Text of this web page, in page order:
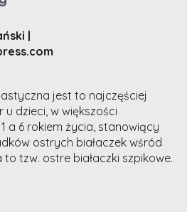
|
jest to najczęściej
dzieci, w większości
a 6 rokiem życia, stanowiący
ostrych białaczek wśród
to tzw. ostre białaczki szpikowe.